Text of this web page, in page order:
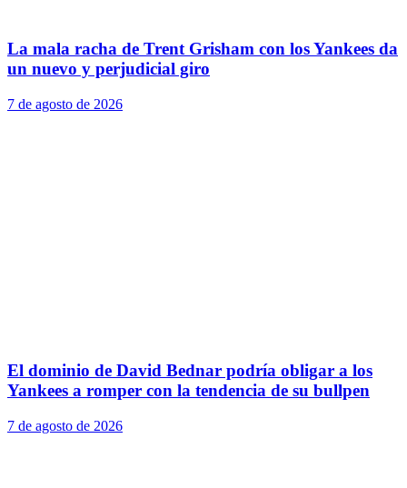
La mala racha de Trent Grisham con los Yankees da
un nuevo y perjudicial giro
7 de agosto de 2026
El dominio de David Bednar podría obligar a los
Yankees a romper con la tendencia de su bullpen
7 de agosto de 2026